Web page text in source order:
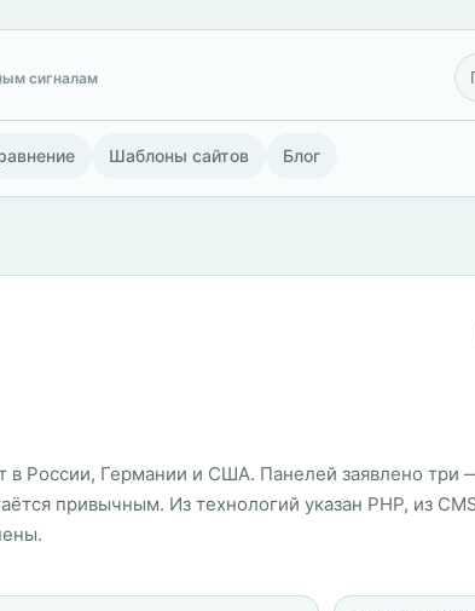
сигналам
Шаблоны сайтов Блог
в России, Германии и США. Панелей заявлено
привычным. Из технологий указан PHP, из